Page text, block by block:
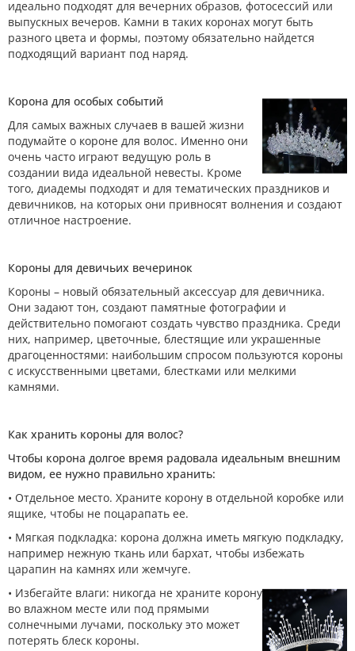
идеально подходят для вечерних образов, фотосессий или
выпускных вечеров. Камни в таких коронах могут быть
разного цвета и формы, поэтому обязательно найдется
подходящий вариант под наряд.
Корона для особых событий
Для самых важных случаев в вашей жизни
подумайте о короне для волос. Именно они
очень часто играют ведущую роль в
создании вида идеальной невесты. Кроме
того, диадемы подходят и для тематических праздников и
девичников, на которых они привносят волнения и создают
отличное настроение.
Короны для девичьих вечеринок
Короны – новый обязательный аксессуар для девичника.
Они задают тон, создают памятные фотографии и
действительно помогают создать чувство праздника. Среди
них, например, цветочные, блестящие или украшенные
драгоценностями: наибольшим спросом пользуются короны
с искусственными цветами, блестками или мелкими
камнями.
Как хранить короны для волос?
Чтобы корона долгое время радовала идеальным внешним
видом, ее нужно правильно хранить:
• Отдельное место. Храните корону в отдельной коробке или
ящике, чтобы не поцарапать ее.
• Мягкая подкладка: корона должна иметь мягкую подкладку,
например нежную ткань или бархат, чтобы избежать
царапин на камнях или жемчуге.
• Избегайте влаги: никогда не храните корону
во влажном месте или под прямыми
солнечными лучами, поскольку это может
потерять блеск короны.